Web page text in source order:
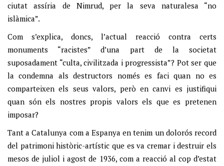
ciutat assíria de Nimrud, per la seva naturalesa “no
islàmica”.
Com s’explica, doncs, l’actual reacció contra certs
monuments “racistes” d’una part de la societat
suposadament “culta, civilitzada i progressista”? Pot ser que
la condemna als destructors només es faci quan no es
comparteixen els seus valors, però en canvi es justifiqui
quan són els nostres propis valors els que es pretenen
imposar?
Tant a Catalunya com a Espanya en tenim un dolorós record
del patrimoni històric-artístic que es va cremar i destruir els
mesos de juliol i agost de 1936, com a reacció al cop d’estat